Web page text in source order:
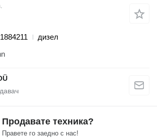
дизел
Продавате техника?
Правете го заедно с нас!